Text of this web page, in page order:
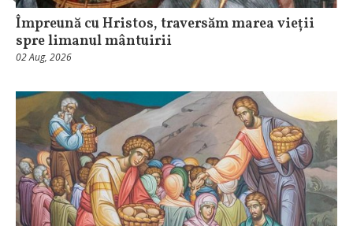
Împreună cu Hristos, traversăm marea vieții
spre limanul mântuirii
02 Aug, 2026